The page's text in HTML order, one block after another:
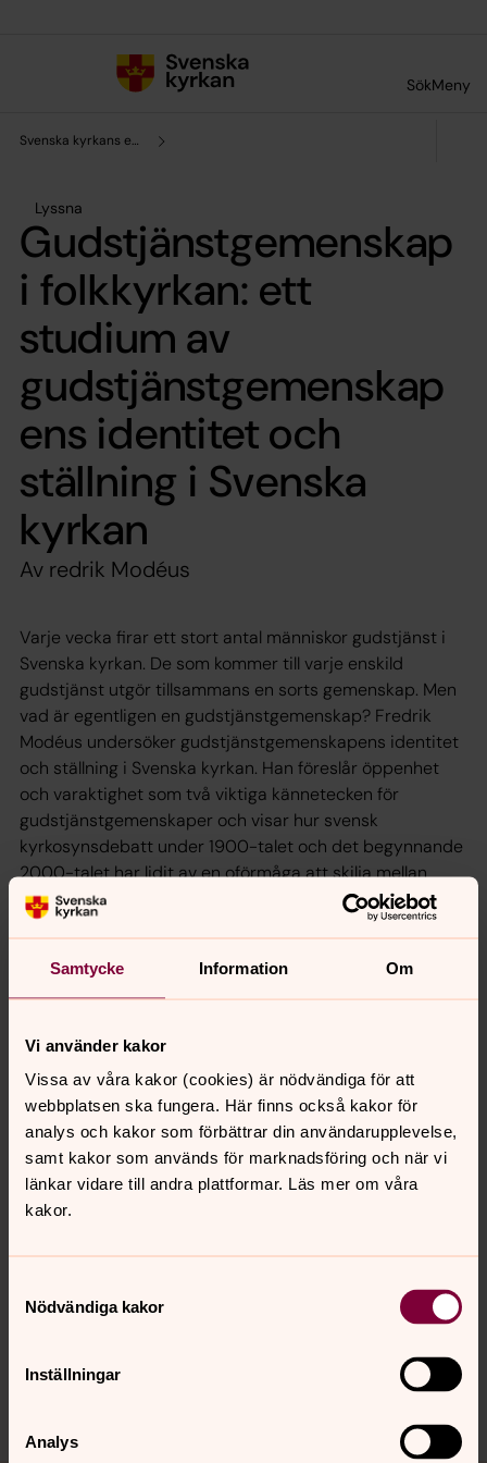
Samtycke Information Om
Vi använder kakor
Vissa av våra kakor (cookies) är nödvändiga för att
webbplatsen ska fungera. Här finns också kakor för
analys och kakor som förbättrar din användarupplevelse,
samt kakor som används för marknadsföring och när vi
länkar vidare till andra plattformar. Läs mer om våra
kakor.
Nödvändiga kakor
Inställningar
Analys
SökMeny
Svenska kyrkans enhet för forskning och analys
Lyssna
Gudstjänstgemenskap
i folkkyrkan: ett
studium av
gudstjänstgemenskap
ens identitet och
ställning i Svenska
kyrkan
Av redrik Modéus
Varje vecka firar ett stort antal människor gudstjänst i
Svenska kyrkan. De som kommer till varje enskild
gudstjänst utgör tillsammans en sorts gemenskap. Men
vad är egentligen en gudstjänstgemenskap? Fredrik
Modéus undersöker gudstjänstgemenskapens identitet
och ställning i Svenska kyrkan. Han föreslår öppenhet
och varaktighet som två viktiga kännetecken för
gudstjänstgemenskaper och visar hur svensk
kyrkosynsdebatt under 1900-talet och det begynnande
2000-talet har lidit av en oförmåga att skilja mellan
tillfällig, ledig, stabil och sluten gudstjänstgemenskap.
I kritisk dialog med svensk kyrkouppfattning formulerar
Fredrik Modéus sex kärnvärden och konstruerar med
som nav. I ett avslutande kapitel visar han hur
gudstjänstgemenskapen, både teoretiskt och praktiskt,
skulle kunna få en tydligare identitet och ställning i
Svenska kyrkan.
Modéus, Fredrik, Gudstjänstgemenskap i folkkyrkan: ett
studium av gudstjänstgemenskapens identitet och
ställning i Svenska kyrkan
9789152634578.
Senast ändrad 6 oktober 2022